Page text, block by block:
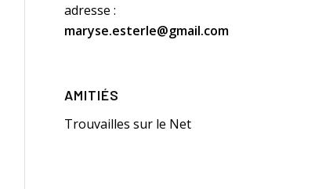
adresse :
maryse.esterle@gmail.com
AMITIÉS
Trouvailles sur le Net